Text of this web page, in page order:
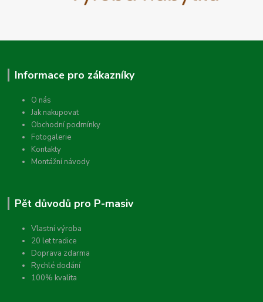
Informace pro zákazníky
O nás
Jak nakupovat
Obchodní podmínky
Fotogalerie
Kontakty
Montážní návody
Pět důvodů pro P-masiv
Vlastní výroba
20 let tradice
Doprava zdarma
Rychlé dodání
100% kvalita